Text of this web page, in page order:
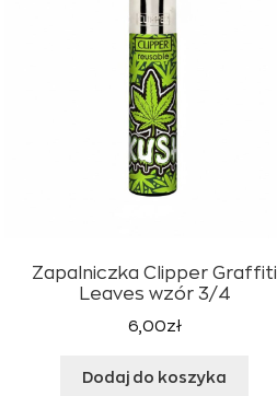
Zapalniczka Clipper Graffiti
Leaves wzór 3/4
6,00zł
Dodaj do koszyka